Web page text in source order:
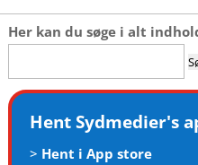
Her kan du søge i alt
efter:
Hent Sydmedier's
> Hent i App store